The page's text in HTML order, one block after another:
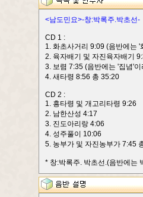
<남도민요>-창:박록주.박초선-
CD 1 :
1. 화초사거리 9:09 (음반에는
2. 육자배기 및 자진육자배기
3. 보렴 7:35 (음반에는 '집념'
4. 새타령 8:56 총 35:20
CD 2 :
1. 흥타령 및 개고리타령 9:26
2. 남한산성 4:17
3. 진도아리랑 4:06
4. 성주풀이 10:06
5. 농부가 및 자진농부가 7:45
* 창:박록주. 박초선.(음반에는